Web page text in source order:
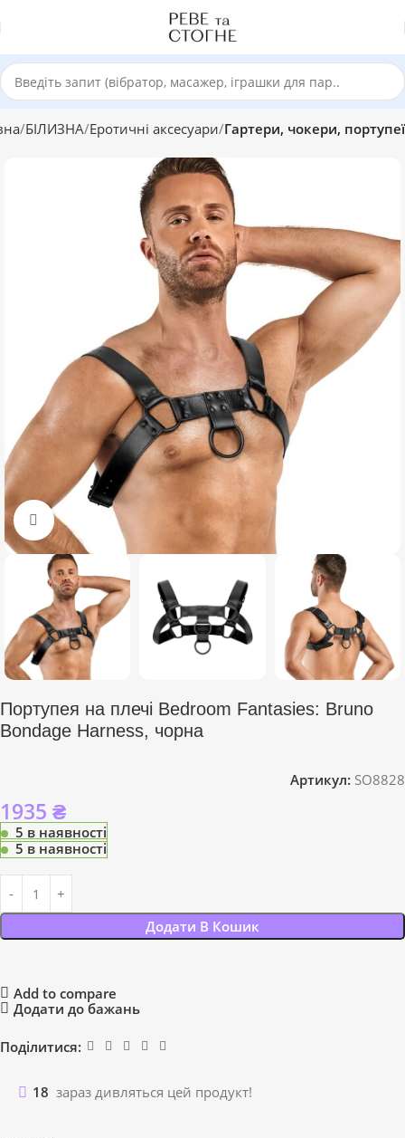
БІЛИЗНА Еротичні аксесуари Гартери, чокери, портупеї
Click to enlarge
Портупея на плечі Bedroom Fantasies: Bruno
Bondage Harness, чорна
Артикул: SO8828
1935 ₴
5 в наявності
5 в наявності
Додати В Кошик
Add to compare
Додати до бажань
Поділитися:
18 зараз дивляться цей продукт!